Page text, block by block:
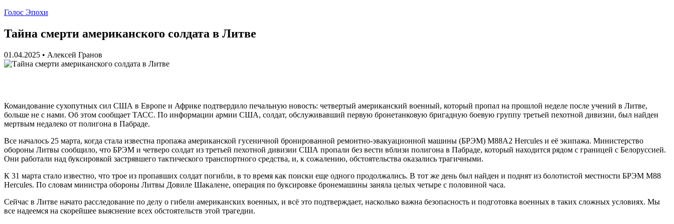
Голос Эпохи
Тайна смерти американского солдата в Литве
01.04.2025 • Алексей Гранов
Командование сухопутных сил США в Европе и Африке подтвердило печальную новость: четвертый американский военный, который пропал на прошлой неделе после учений в Литве,
больше не с нами. Об этом сообщает ТАСС. По информации армии США, солдат, обслуживавший первую бронетанковую бригадную боевую группу третьей пехотной дивизии, был найден
мертвым недалеко от полигона в Пабраде.
Все началось 25 марта, когда стала известна пропажа американской гусеничной бронированной ремонтно-эвакуационной машины (БРЭМ) M88A2 Hercules и её экипажа. Министерство
обороны Литвы сообщило, что БРЭМ и четверо солдат из третьей пехотной дивизии США пропали без вести вблизи полигона в Пабраде, который находится рядом с границей с Белоруссией.
Они работали над буксировкой застрявшего тактического транспортного средства, и, к сожалению, обстоятельства оказались трагичными.
К 31 марта стало известно, что трое из пропавших солдат погибли, в то время как поиски еще одного продолжались. В тот же день был найден и поднят из болотистой местности БРЭМ M88
Hercules. По словам министра обороны Литвы Довиле Шакалене, операция по буксировке бронемашины заняла целых четыре с половиной часа.
Сейчас в Литве начато расследование по делу о гибели американских военных, и всё это подтверждает, насколько важна безопасность и подготовка военных в таких сложных условиях. Мы
все надеемся на скорейшее выяснение всех обстоятельств этой трагедии.